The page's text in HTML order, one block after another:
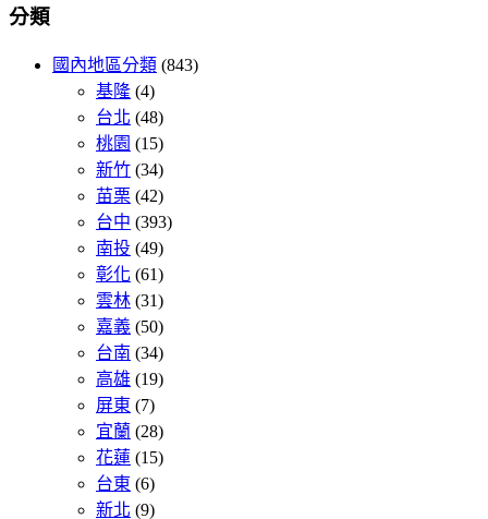
分類
國內地區分類 (843)
基隆 (4)
台北 (48)
桃園 (15)
新竹 (34)
苗栗 (42)
台中 (393)
南投 (49)
彰化 (61)
雲林 (31)
嘉義 (50)
台南 (34)
高雄 (19)
屏東 (7)
宜蘭 (28)
花蓮 (15)
台東 (6)
新北 (9)